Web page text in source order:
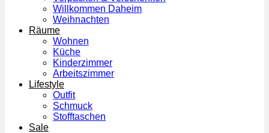
Willkommen Daheim
Weihnachten
Räume
Wohnen
Küche
Kinderzimmer
Arbeitszimmer
Lifestyle
Outfit
Schmuck
Stofftaschen
Sale